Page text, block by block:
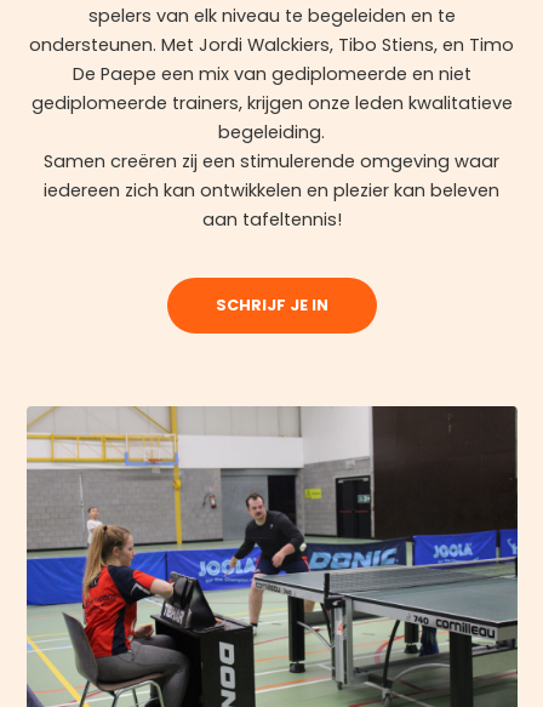
spelers van elk niveau te begeleiden en te
ondersteunen. Met Jordi Walckiers, Tibo Stiens, en Timo
De Paepe een mix van gediplomeerde en niet
gediplomeerde trainers, krijgen onze leden kwalitatieve
begeleiding.
Samen creëren zij een stimulerende omgeving waar
iedereen zich kan ontwikkelen en plezier kan beleven
aan tafeltennis!
SCHRIJF JE IN